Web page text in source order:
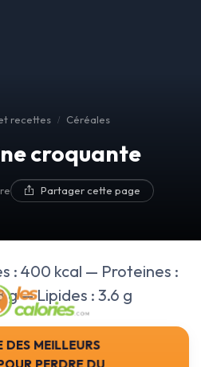
recettes Céréales
croquante
Partager cette page
: 400 kcal — Proteines :
g — Lipides : 3.6 g
des meilleurs
perdre du